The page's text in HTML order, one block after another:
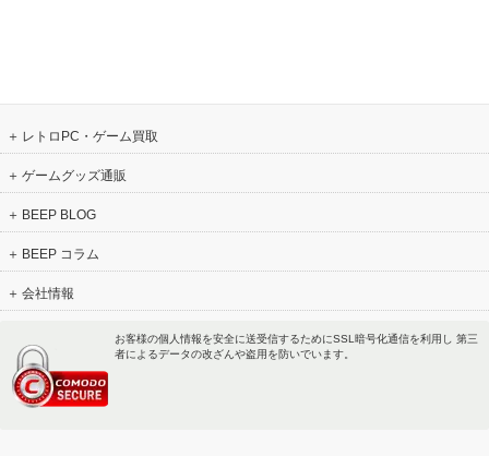
レトロPC・ゲーム買取
ゲームグッズ通販
BEEP BLOG
BEEP コラム
会社情報
お客様の個人情報を安全に送受信するためにSSL暗号化通信を利用し 第三
者によるデータの改ざんや盗用を防いでいます。